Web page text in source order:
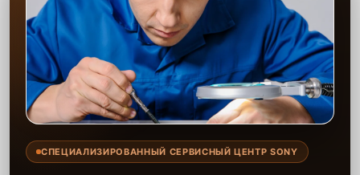
СПЕЦИАЛИЗИРОВАННЫЙ СЕРВИСНЫЙ ЦЕНТР SONY